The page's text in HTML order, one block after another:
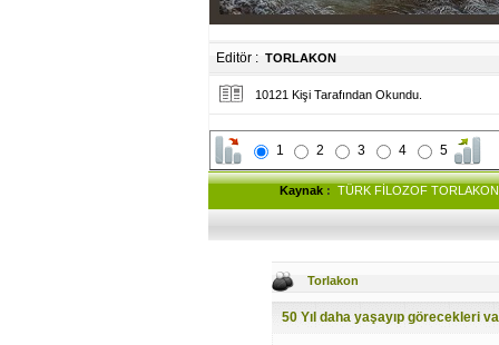
Editör : TORLAKON
10121 Kişi Tarafından Okundu.
1 2 3 4 5
Kaynak : TÜRK FİLOZOF TORLAKON
Torlakon
50 Yıl daha yaşayıp görecekleri